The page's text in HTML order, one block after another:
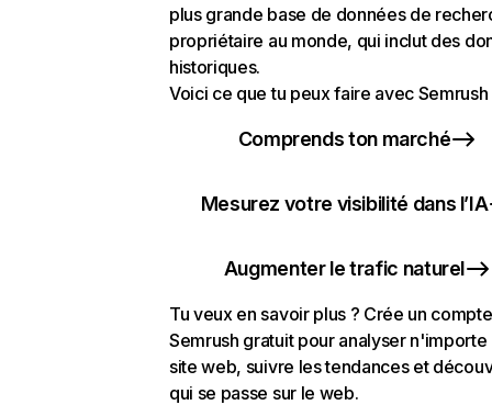
plus grande base de données de
propriétaire au monde, qui inclut des
historiques.
Voici ce que tu peux faire avec Semrush
Comprends ton marché
Mesurez votre visibilité dans l’IA
Augmenter le trafic naturel
Tu veux en savoir plus ? Crée un compte
Semrush gratuit pour analyser n'importe
site web, suivre les tendances et
qui se passe sur le web.